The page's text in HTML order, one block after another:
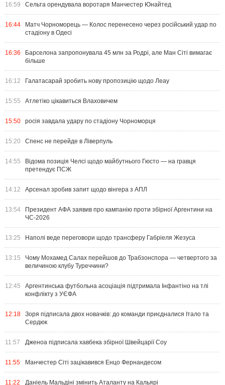
16:59 Сельта орендувала воротаря Манчестер Юнайтед
16:44
Матч Чорноморець — Колос перенесено через російський удар по
стадіону в Одесі
16:36
Барселона запропонувала 45 млн за Родрі, але Ман Сіті вимагає
більше
16:12 Галатасарай зробить нову пропозицію щодо Леау
15:55 Атлетіко цікавиться Влаховичем
15:50 росія завдала удару по стадіону Чорноморця
15:20 Спенс не перейде в Ліверпуль
14:55
Відома позиція Челсі щодо майбутнього Гюсто — на гравця
претендує ПСЖ
14:12 Арсенал зробив запит щодо вінгера з АПЛ
13:54
Президент АФА заявив про кампанію проти збірної Аргентини на
ЧС-2026
13:25 Наполі веде переговори щодо трансферу Габріеля Жезуса
13:15
Чому Мохамед Салах перейшов до Трабзонспора — четвертого за
величиною клубу Туреччини?
12:45
Аргентинська футбольна асоціація підтримала Інфантіно на тлі
конфлікту з УЄФА
12:18
Зоря підписала двох новачків: до команди приєдналися Італо та
Сердюк
11:57 Дженоа підписала хавбека збірної Швейцарії Соу
11:55 Манчестер Сіті зацікавився Енцо Фернандесом
11:22 Даніель Мальдіні змінить Аталанту на Кальярі